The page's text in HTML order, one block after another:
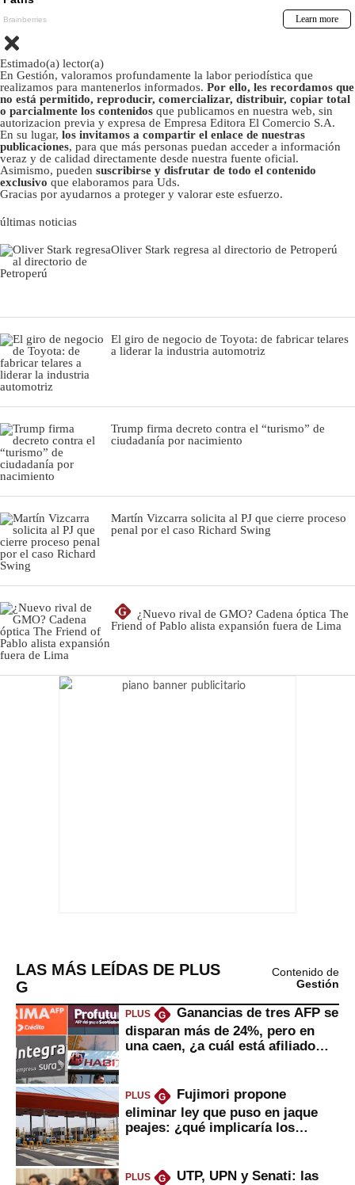
Estimado(a) lector(a)
En Gestión, valoramos profundamente la labor periodística que
realizamos para mantenerlos informados. Por ello, les recordamos que
no está permitido, reproducir, comercializar, distribuir, copiar total
o parcialmente los contenidos que publicamos en nuestra web, sin
autorizacion previa y expresa de Empresa Editora El Comercio S.A.
En su lugar, los invitamos a compartir el enlace de nuestras
publicaciones, para que más personas puedan acceder a información
veraz y de calidad directamente desde nuestra fuente oficial.
Asimismo, pueden suscribirse y disfrutar de todo el contenido
exclusivo que elaboramos para Uds.
Gracias por ayudarnos a proteger y valorar este esfuerzo.
últimas noticias
Oliver Stark regresa al directorio de Petroperú
El giro de negocio de Toyota: de fabricar telares
a liderar la industria automotriz
Trump firma decreto contra el “turismo” de
ciudadanía por nacimiento
Martín Vizcarra solicita al PJ que cierre proceso
penal por el caso Richard Swing
G
¿Nuevo rival de GMO? Cadena óptica The
Friend of Pablo alista expansión fuera de Lima
LAS MÁS LEÍDAS DE PLUS
G
Contenido de
Gestión
PLUS G
Ganancias de tres AFP se
disparan más de 24%, pero en
una caen, ¿a cuál está afiliado
PLUS G
Fujimori propone
eliminar ley que puso en jaque
peajes: ¿qué implicaría los
PLUS G
UTP, UPN y Senati: las